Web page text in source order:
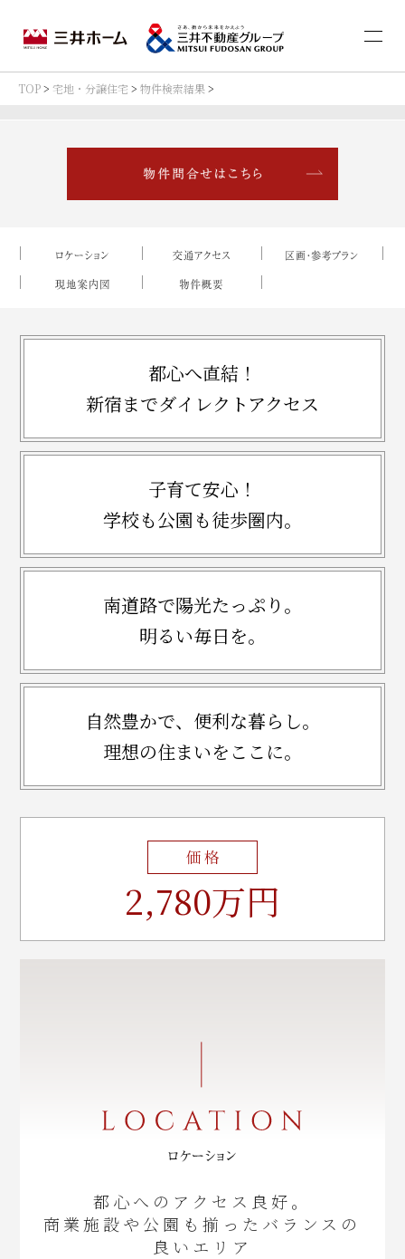
TOP> 宅地・分譲住宅 > 物件検索結果>
都心へ直結！
新宿までダイレクトアクセス
子育て安心！
学校も公園も徒歩圏内。
南道路で陽光たっぷり。
明るい毎日を。
自然豊かで、便利な暮らし。
理想の住まいをここに。
2,780万円
都心へのアクセス良好。
商業施設や公園も揃ったバランスの
良いエリア